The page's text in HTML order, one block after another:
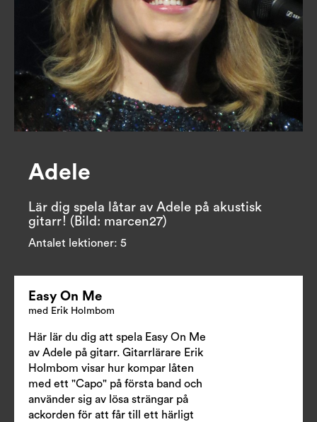
Adele
Lär dig spela låtar av Adele på akustisk
gitarr! (Bild: marcen27)
Antalet lektioner: 5
Easy On Me
med Erik Holmbom
Här lär du dig att spela Easy On Me
av Adele på gitarr. Gitarrlärare Erik
Holmbom visar hur kompar låten
med ett "Capo" på första band och
använder sig av lösa strängar på
ackorden för att får till ett härligt